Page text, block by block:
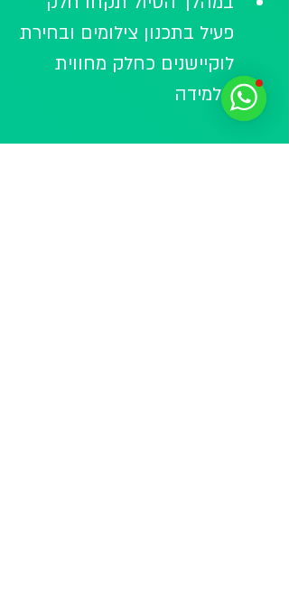
פעיל בתכנון צילומים ובחירת
לוקיישנים כחלק מחווית
הלמידה